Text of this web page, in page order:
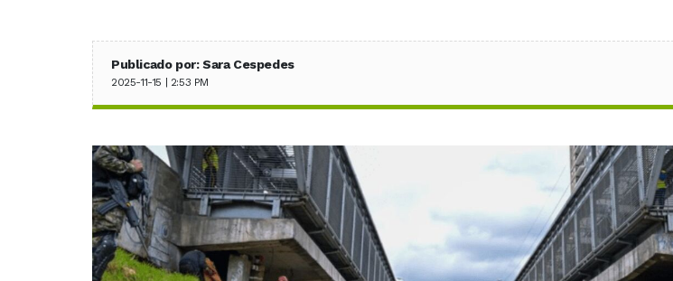
Publicado por: Sara Cespedes
2025-11-15 | 2:53 PM